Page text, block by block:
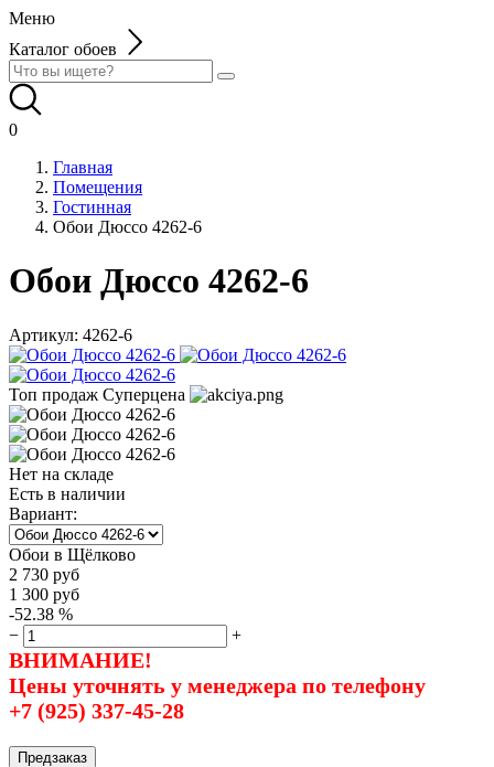
Меню
Каталог обоев
0
Главная
Помещения
Гостинная
Обои Дюссо 4262-6
Обои Дюссо 4262-6
Артикул: 4262-6
Топ продаж Суперцена
Нет на складе
Есть в наличии
Вариант:
Обои в Щёлково
2 730 руб
1 300 руб
-52.38 %
−
+
ВНИМАНИЕ!
Цены уточнять у менеджера по телефону
+7 (925) 337-45-28
Предзаказ